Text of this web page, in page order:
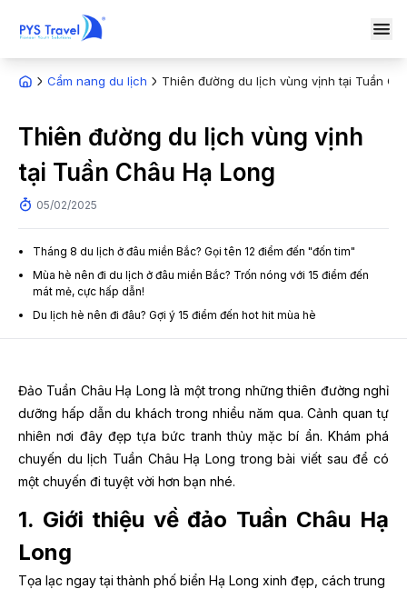
Cẩm nang du lịch Thiên đường du lịch vùng vịnh tại Tuần
Thiên đường du lịch vùng vịnh
tại Tuần Châu Hạ Long
05/02/2025
Tháng 8 du lịch ở đâu miền Bắc? Gọi tên 12 điểm đến "đốn tim"
Mùa hè nên đi du lịch ở đâu miền Bắc? Trốn nóng với 15 điểm đến
mát mẻ, cực hấp dẫn!
Du lịch hè nên đi đâu? Gợi ý 15 điểm đến hot hit mùa hè
Đảo Tuần Châu Hạ Long là một trong những thiên đường nghỉ
dưỡng hấp dẫn du khách trong nhiều năm qua. Cảnh quan tự
nhiên nơi đây đẹp tựa bức tranh thủy mặc bí ẩn. Khám phá
chuyến du lịch Tuần Châu Hạ Long trong bài viết sau để có
một chuyến đi tuyệt vời hơn bạn nhé.
1. Giới thiệu về đảo Tuần Châu Hạ
Long
Tọa lạc ngay tại thành phố biển Hạ Long xinh đẹp, cách trung